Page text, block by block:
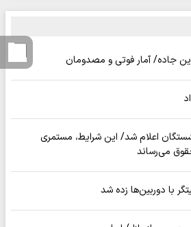
این جاده/ آمار فوتی و مصدومان
اعلام شد/ این شرایط، مستمری
می‌رساند
با دوربین‌ها زده شد